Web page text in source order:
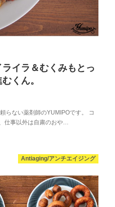
イラ＆むくみもとっ
くん。
らない薬剤師のYUMIPOです。 コ
仕事以外は自粛のおや…
Antiaging/アンチエイジング